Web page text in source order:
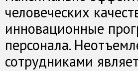
человеческих
инновационные
персонала.
сотрудниками